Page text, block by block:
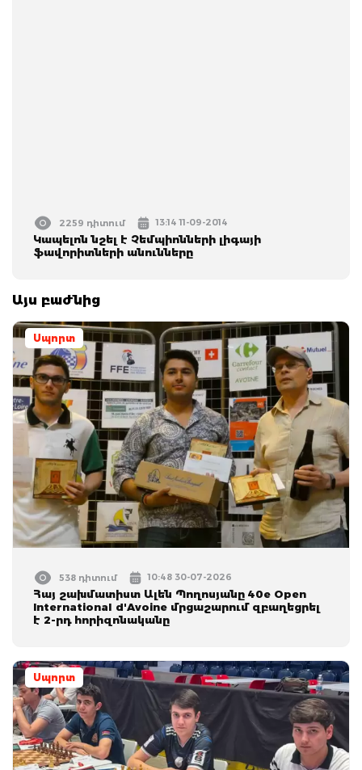
2259 դիտում 13:14 11-09-2014
Կապելոն նշել է Չեմպիոնների լիգայի
ֆավորիտների անունները
Այս բաժնից
Սպորտ
538 դիտում 10:48 30-07-2026
Հայ շախմատիստ Ալեն Պողոսյանը 40e Open
International d'Avoine մրցաշարում զբաղեցրել
է 2-րդ հորիզոնականը
Սպորտ